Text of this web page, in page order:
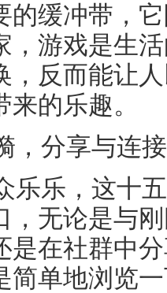
的缓冲带，
，游戏是生
，反而能让
的乐趣。
，分享与连
乐乐，这十
，无论是与
是在社群中
简单地浏览